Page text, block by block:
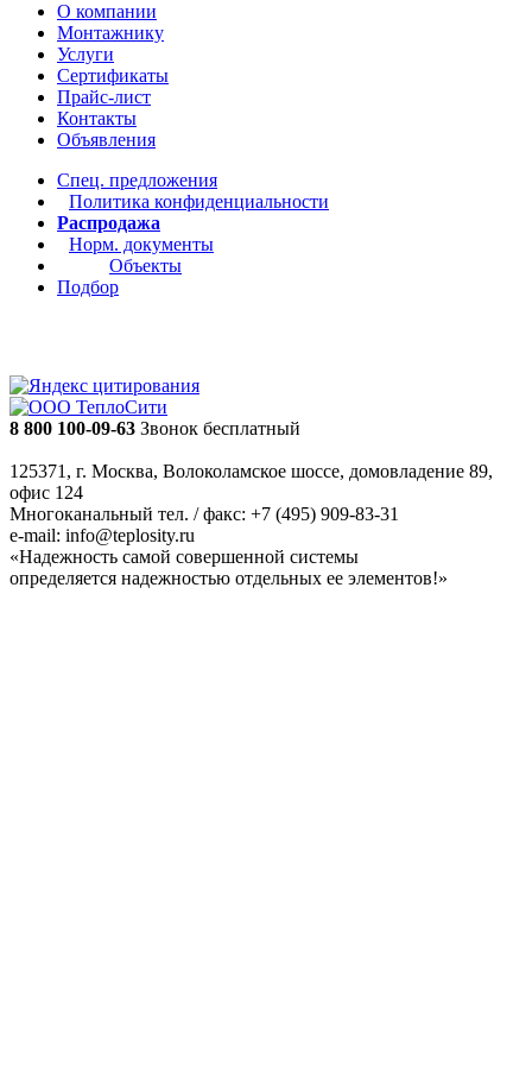
О компании
Монтажнику
Услуги
Сертификаты
Прайс-лист
Контакты
Объявления
Спец. предложения
Политика конфиденциальности
Распродажа
Норм. документы
Объекты
Подбор
8 800 100-09-63 Звонок бесплатный
125371, г. Москва, Волоколамское шоссе, домовладение 89,
офис 124
Многоканальный тел. / факс: +7 (495) 909-83-31
e-mail: info@teplosity.ru
«Надежность самой совершенной системы
определяется надежностью отдельных ее элементов!»